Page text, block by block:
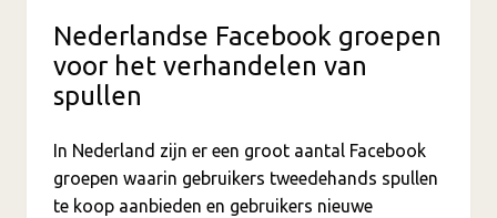
Nederlandse Facebook groepen
voor het verhandelen van
spullen
In Nederland zijn er een groot aantal Facebook
groepen waarin gebruikers tweedehands spullen
te koop aanbieden en gebruikers nieuwe